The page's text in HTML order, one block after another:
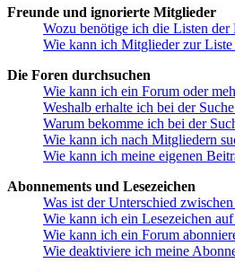
Freunde und ignorierte Mitglieder
Wozu benötige ich die Listen
Wie kann ich Mitglieder zur Liste
Die Foren durchsuchen
Wie kann ich ein Forum oder
Weshalb erhalte ich bei der
Warum bekomme ich bei der
Wie kann ich nach Mitgliedern
Wie kann ich meine eigenen
Abonnements und Lesezeichen
Was ist der Unterschied
Wie kann ich ein Lesezeichen
Wie kann ich ein Forum
Wie deaktiviere ich meine